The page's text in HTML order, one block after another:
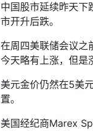
中国股市延续昨天下
市开升后跌。
在周四美联储会议之
今天略有上涨，但是
美元金价仍然在5美
置。
美国经纪商Marex